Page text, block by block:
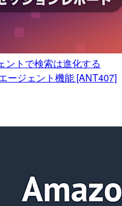
ントで検索は進化する
ージェント機能 [ANT407]